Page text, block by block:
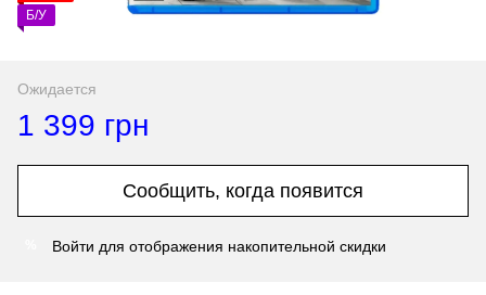
Б/У
Ожидается
1 399 грн
Сообщить, когда появится
Войти для отображения накопительной скидки